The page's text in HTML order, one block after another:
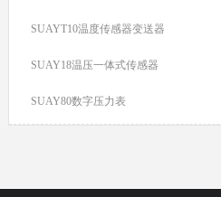
SUAYT10温度传感器变送器
SUAY18温压一体式传感器
SUAY80数字压力表